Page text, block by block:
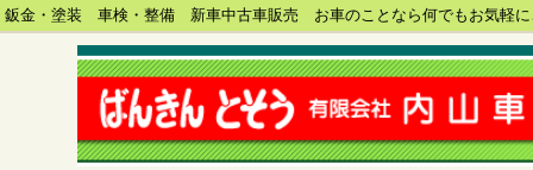
鈑金・塗装 車検・整備 新車中古車販売 お車のことなら何でもお気軽に